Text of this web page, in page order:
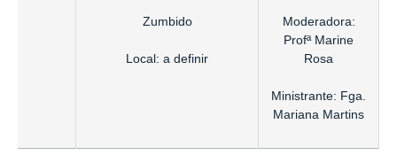
Zumbido
Local: a definir
Moderadora:
Profª Marine
Rosa
Ministrante: Fga.
Mariana Martins